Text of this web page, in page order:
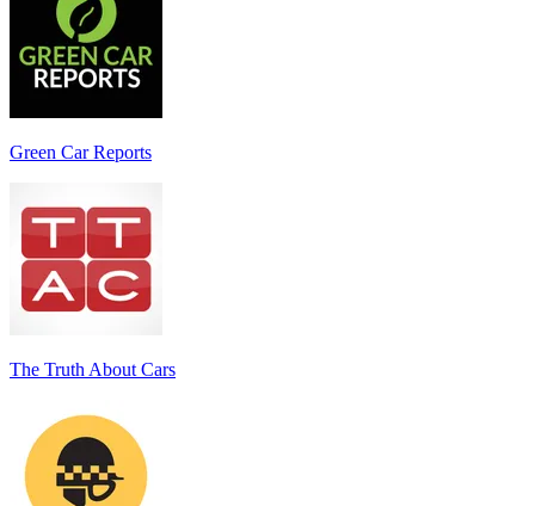
Green Car Reports
The Truth About Cars